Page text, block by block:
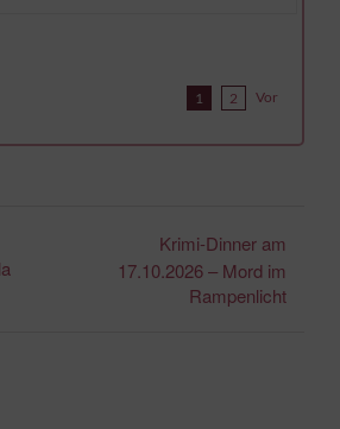
1 2 Vor
Krimi-Dinner am
17.10.2026 – Mord im
Rampenlicht